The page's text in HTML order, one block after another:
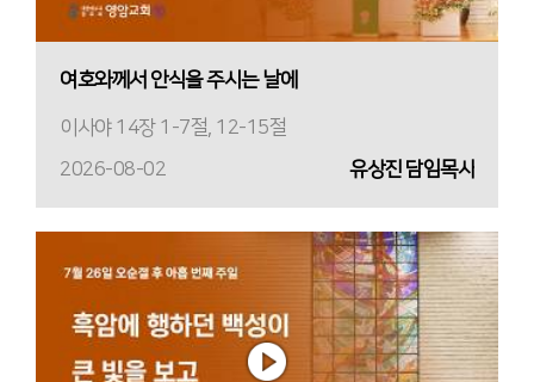
여호와께서 안식을 주시는 날에
이사야 14장 1-7절, 12-15절
2026-08-02
유상진 담임목사